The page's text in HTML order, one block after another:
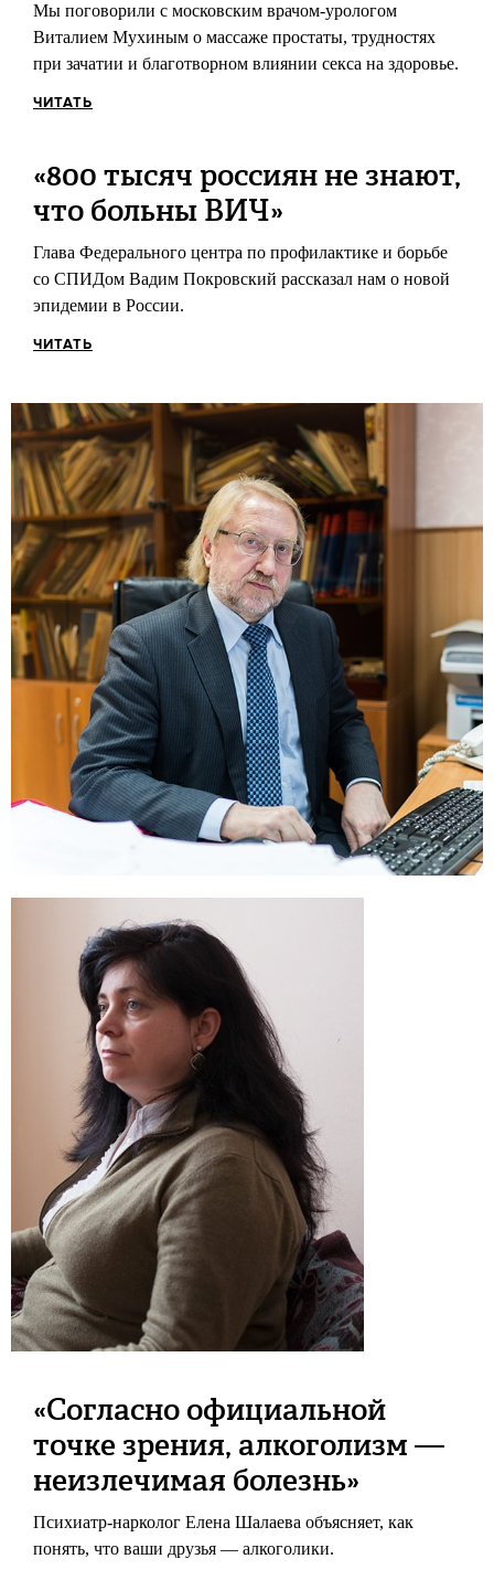
Мы поговорили с московским врачом-урологом
Виталием Мухиным о массаже простаты, трудностях
при зачатии и благотворном влиянии секса на здоровье.
ЧИТАТЬ
«800 тысяч россиян не знают,
что больны ВИЧ»
Глава Федерального центра по профилактике и борьбе
со СПИДом Вадим Покровский рассказал нам о новой
эпидемии в России.
ЧИТАТЬ
«Согласно официальной
точке зрения, алкоголизм —
неизлечимая болезнь»
Психиатр-нарколог Елена Шалаева объясняет, как
понять, что ваши друзья — алкоголики.